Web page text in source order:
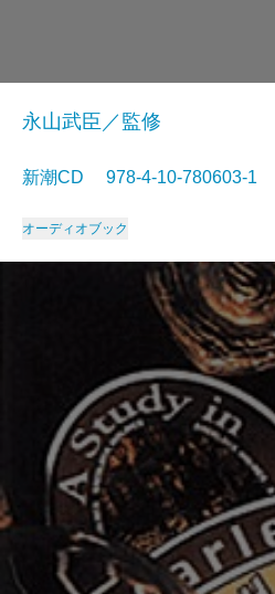
永山武臣／監修
新潮CD 978-4-10-780603-
オーディオブック